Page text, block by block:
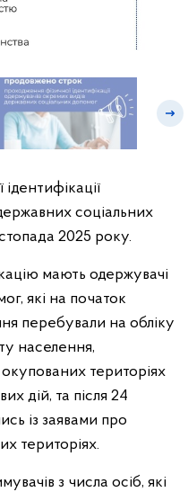
соціальних
2025 року.
мають одержувачі
які на початок
перебували на обліку
населення,
територіях
дій, та після 24
із заявами про
територіях.
з числа осіб, які